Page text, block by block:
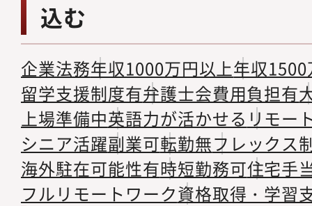
込む
企業法務年収1000万円以上年収
留学支援制度有弁護士会費用負担有
上場準備中英語力が活かせる リモー
シニア活躍副業可転勤無フレックス
海外駐在可能性有時短勤務可住宅手
フルリモートワーク資格取得・学習